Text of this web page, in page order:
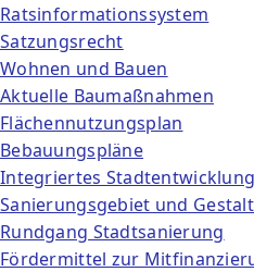
Ratsinformationssystem
Satzungsrecht
Wohnen und Bauen
Aktuelle Baumaßnahmen
Flächennutzungsplan
Bebauungspläne
Integriertes
Sanierungsgebiet und
Rundgang Stadtsanierung
Fördermittel zur